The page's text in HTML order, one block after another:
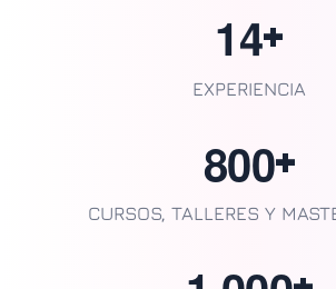
14+
EXPERIENCIA
800+
CURSOS, TALLERES Y